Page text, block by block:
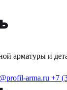
арматуры и
arma.ru +7